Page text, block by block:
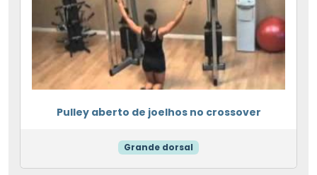
Pulley aberto de joelhos no crossover
Grande dorsal